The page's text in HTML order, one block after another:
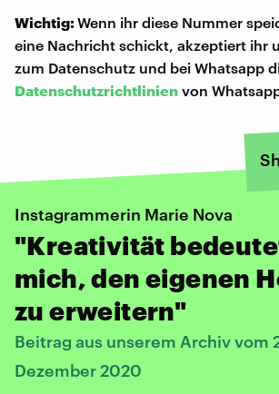
Wichtig:Wenn ihr diese Nummer
eine Nachricht schickt, akzeptiert ihr
zum Datenschutz und bei Whatsapp
Datenschutzrichtlinien von
Instagrammerin Marie Nova
"Kreativität
mich, den eigenen
zu erweitern"
Beitrag aus unserem Archiv vom
Dezember 2020